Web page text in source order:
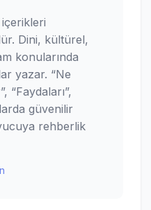
Dini, kültürel,
konularında
yazar. “Ne
“Faydaları”,
güvenilir
rehberlik